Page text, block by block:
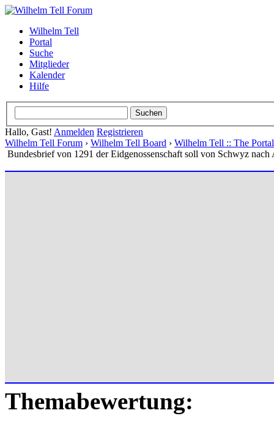
Wilhelm Tell
Portal
Suche
Mitglieder
Kalender
Hilfe
Hallo, Gast! Anmelden Registrieren
Wilhelm Tell Forum › Wilhelm Tell Board › Wilhelm Tell :: The
Bundesbrief von 1291 der Eidgenossenschaft soll von Schwyz nach
Themabewertung: